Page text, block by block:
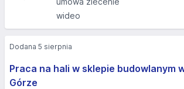
wideo
Praca na hali w sklepie budowlanym
Górze
Dodana 5 sierpnia